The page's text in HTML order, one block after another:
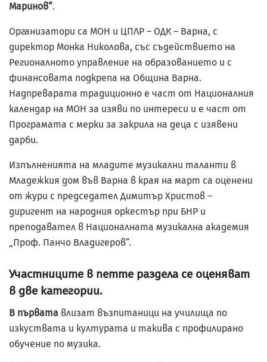
Маринов“.
Организатори са МОН и ЦПЛР – ОДК – Варна, с
директор Монка Николова, със съдействието на
Регионалното управление на образованието и с
финансовата подкрепа на Община Варна.
Надпреварата традиционно е част от Националния
календар на МОН за изяви по интереси и е част от
Програмата с мерки за закрила на деца с изявени
дарби.
Изпълненията на младите музикални таланти в
Младежкия дом във Варна в края на март са оценени
от жури с председател Димитър Христов –
диригент на народния оркестър при БНР и
преподавател в Националната музикална академия
„Проф. Панчо Владигеров“.
Участниците в петте раздела се оценяват
в две категории.
В първата влизат възпитаници на училища по
изкуствата и културата и такива с профилирано
обучение по музика.